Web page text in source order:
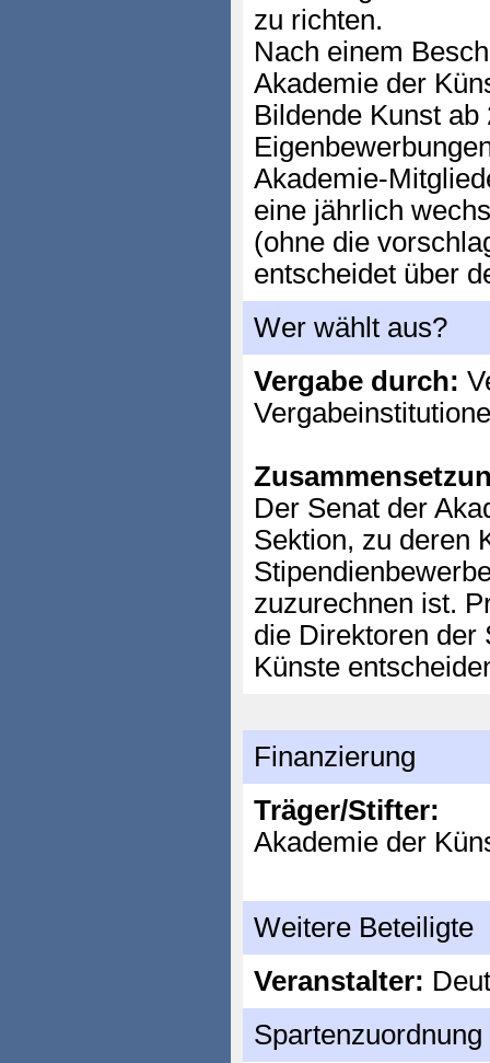
zu richten.
Nach einem
Akademie der
Bildende Kunst ab
Akademie-
eine jährlich
(ohne die
entscheidet über
Wer wählt aus?
Vergabe durch:
Der Senat der
Sektion, zu deren
zuzurechnen ist.
die Direktoren der
Künste
Finanzierung
Träger/Stifter:
Akademie der
Weitere Beteiligte
Veranstalter:
Spartenzuordnung